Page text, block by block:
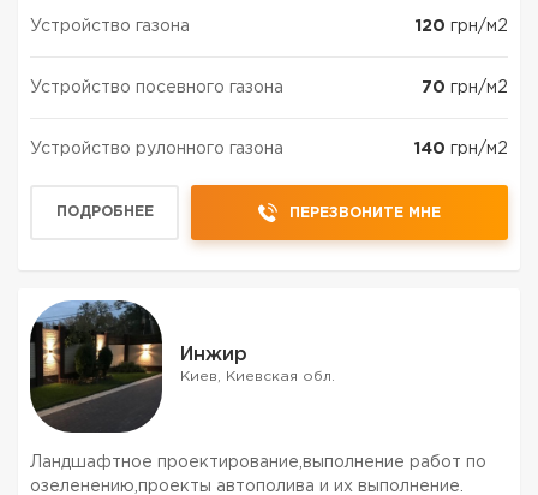
Устройство газона 120 грн/м2
Устройство посевного газона 70 грн/м2
Устройство рулонного газона 140 грн/м2
ПОДРОБНЕЕ ПЕРЕЗВОНИТЕ МНЕ
Инжир
Киев, Киевская обл.
Ландшафтное проектирование,выполнение работ по
озеленению,проекты автополива и их выполнение.